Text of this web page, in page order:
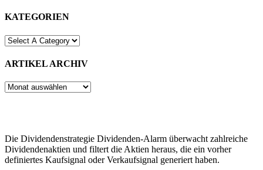
KATEGORIEN
ARTIKEL ARCHIV
ARTIKEL
Die Dividendenstrategie Dividenden-Alarm überwacht zahlreiche
Dividendenaktien und filtert die Aktien heraus, die ein vorher
definiertes Kaufsignal oder Verkaufsignal generiert haben.